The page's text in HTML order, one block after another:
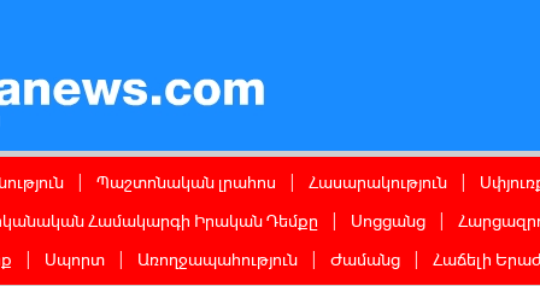
Պաշտոնական լրահոս Հասարակություն
Համակարգի Իրական Դեմքը Սոցցանց
Սպորտ Առողջապահություն Ժամանց Հաճելի